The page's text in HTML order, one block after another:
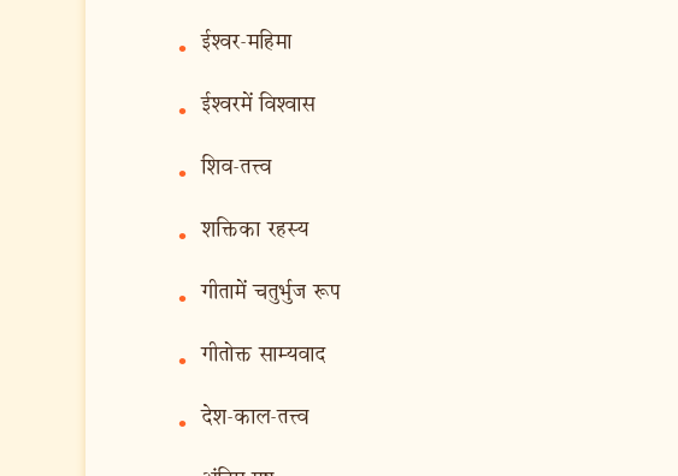
• ईश्वर-महिमा
• ईश्वरमें विश्वास
• शिव-तत्त्व
• शक्तिका रहस्य
• गीतामें चतुर्भुज रूप
• गीतोक्त साम्यवाद
• देश-काल-तत्त्व